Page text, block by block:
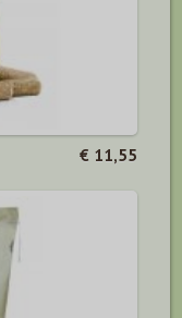
€ 11,55